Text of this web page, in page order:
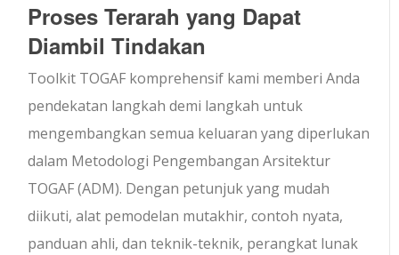
Proses Terarah yang Dapat
Diambil Tindakan
Toolkit TOGAF komprehensif kami memberi Anda
pendekatan langkah demi langkah untuk
mengembangkan semua keluaran yang diperlukan
dalam Metodologi Pengembangan Arsitektur
TOGAF (ADM). Dengan petunjuk yang mudah
diikuti, alat pemodelan mutakhir, contoh nyata,
panduan ahli, dan teknik-teknik, perangkat lunak